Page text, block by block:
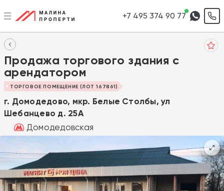
+7 495 374 90 77
Продажа торгового здания с
арендатором
ТОРГОВОЕ ПОМЕЩЕНИЕ (ЛОТ 167861)
г. Домодедово, мкр. Белые Столбы, ул
Шебанцево д. 25А
Домодедовская